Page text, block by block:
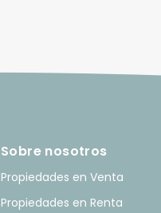
Sobre nosotros
Propiedades en Venta
Propiedades en Renta